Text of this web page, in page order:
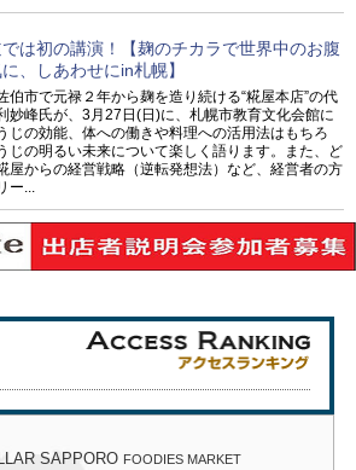
は初の講演！【麹のチカラで世界中のお腹
、しあわせにin札幌】
伯市で元禄２年から麹を造り続ける“糀屋本店”の代
妙峰氏が、3月27日(日)に、札幌市教育文化会館に
じの効能、体への働きや料理への活用法はもちろ
じの明るい未来について楽しく語ります。また、ど
屋からの経営戦略（逆転発想法）など、経営者の方
ー...
SAPPORO FOODIES MARKET